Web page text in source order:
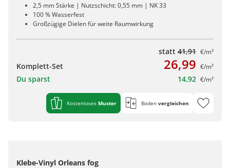
2,5 mm Stärke | Nutzschicht: 0,55 mm | NK 33
100 % Wasserfest
Großzügige Dielen für weite Raumwirkung
statt 41,91 €/m²
Komplett-Set 26,99 €/m²
Du sparst 14,92 €/m²
Kostenloses Muster Boden vergleichen
Klebe-Vinyl Orleans fog